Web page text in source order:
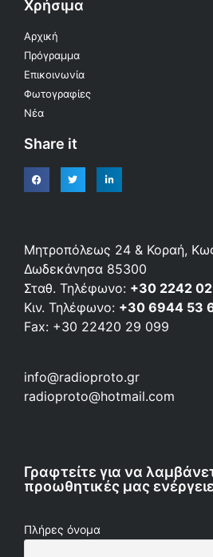
Χρήσιμα
Αρχική
Πρόγραμμα
Επικοινωνία
Φωτογραφίες
Νέα
Share it
Μητροπόλεως 24 & Κοραή,
Δωδεκάνησα 85300
Σταθ. Τηλέφωνο: +30 2242
Κιν. Τηλέφωνο: +30 6944 53
Fax: +30 22420 29 099
info@radioproto.gr
radioproto@hotmail.com
Γραφτείτε για να
προωθητικές μας
Πλήρες όνομα